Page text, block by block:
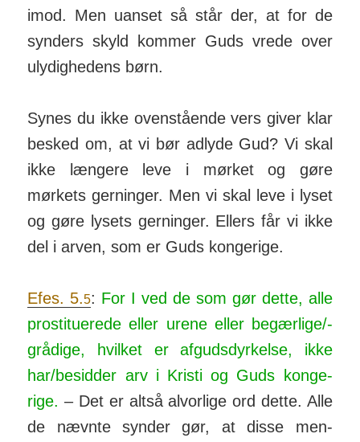
imod. Men uanset så står der, at for de
synders skyld kommer Guds vrede over
uly­dig­hedens børn.
Synes du ikke ovenstående vers giver klar
besked om, at vi bør adlyde Gud? Vi skal
ikke læn­gere leve i mørket og gøre
mørkets ger­ninger. Men vi skal leve i lyset
og gøre lysets ger­ninger. Ellers får vi ikke
del i arven, som er Guds konge­rige.
Efes. 5.5: For I ved de som gør dette, alle
pro­sti­tu­erede eller urene eller be­gær­lige/­
grå­dige, hvilket er af­guds­dyr­kelse, ikke
har/­besidder arv i Kristi og Guds konge­
rige. – Det er altså alvorlige ord dette. Alle
de nævnte synder gør, at disse men­